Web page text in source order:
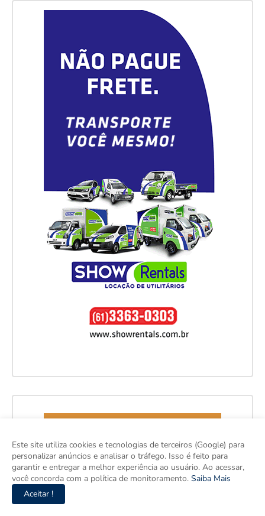
Este site utiliza cookies e tecnologias de terceiros (Google) para
personalizar anúncios e analisar o tráfego. Isso é feito para
garantir e entregar a melhor experiência ao usuário. Ao acessar,
você concorda com a política de monitoramento. Saiba Mais
Aceitar !